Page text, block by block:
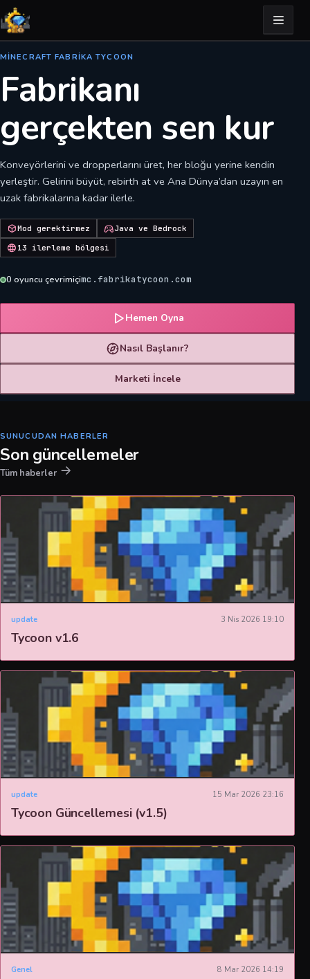
MINECRAFT FABRIKA TYCOON
Fabrikanı
gerçekten sen kur
Konveyörlerini ve dropperlarını üret, her bloğu yerine kendin
yerleştir. Gelirini büyüt, rebirth at ve Ana Dünya’dan uzayın en
uzak fabrikalarına kadar ilerle.
Mod gerektirmez
Java ve Bedrock
13 ilerleme bölgesi
0 oyuncu çevrimiçimc.fabrikatycoon.com
Hemen Oyna
Nasıl Başlanır?
Marketi İncele
SUNUCUDAN HABERLER
Son güncellemeler
Tüm haberler
update 3 Nis 2026 19:10
Tycoon v1.6
update 15 Mar 2026 23:16
Tycoon Güncellemesi (v1.5)
Genel 8 Mar 2026 14:19